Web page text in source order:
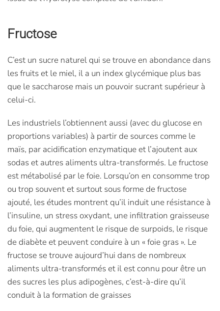
Fructose
C’est un sucre naturel qui se trouve en abondance dans
les fruits et le miel, il a un index glycémique plus bas
que le saccharose mais un pouvoir sucrant supérieur à
celui-ci.
Les industriels l’obtiennent aussi (avec du glucose en
proportions variables) à partir de sources comme le
maïs, par acidification enzymatique et l’ajoutent aux
sodas et autres aliments ultra-transformés. Le fructose
est métabolisé par le foie. Lorsqu’on en consomme trop
ou trop souvent et surtout sous forme de fructose
ajouté, les études montrent qu’il induit une résistance à
l’insuline, un stress oxydant, une infiltration graisseuse
du foie, qui augmentent le risque de surpoids, le risque
de diabète et peuvent conduire à un « foie gras ». Le
fructose se trouve aujourd’hui dans de nombreux
aliments ultra-transformés et il est connu pour être un
des sucres les plus adipogènes, c’est-à-dire qu’il
conduit à la formation de graisses